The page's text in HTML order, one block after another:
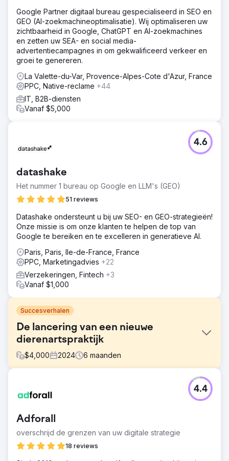
Google Partner digitaal bureau gespecialiseerd in SEO en
GEO (AI-zoekmachineoptimalisatie). Wij optimaliseren uw
zichtbaarheid in Google, ChatGPT en AI-zoekmachines
en zetten uw SEA- en social media-
advertentiecampagnes in om gekwalificeerd verkeer en
groei te genereren.
La Valette-du-Var, Provence-Alpes-Cote d'Azur, France
PPC, Native-reclame +44
IT, B2B-diensten
Vanaf $5,000
datashake
Het nummer 1 bureau op Google en LLM's (GEO)
51 reviews
4.6
Datashake ondersteunt u bij uw SEO- en GEO-strategieën!
Onze missie is om onze klanten te helpen de top van
Google te bereiken en te excelleren in generatieve AI.
Paris, Paris, Ile-de-France, France
PPC, Marketingadvies +22
Verzekeringen, Fintech +3
Vanaf $1,000
Succesverhalen
De lancering van een nieuwe
dierenartspraktijk
$4,000 2024 6 maanden
The Mewes Vets is een gevestigde onafhankelijke,
prijswinnende dierenarts gevestigd in Haywards Heath en
zich inzet om huisdieren de best mogelijke zorg te
bieden. Ze benaderden ons om te helpen bij het lanceren
van een nieuwe praktijk in Peacehaven. We hebben een
volledige audit uitgevoerd van hun digitale media en
hebben gekeken naar traditionele promotiemethoden om
Adforall
overschrijd de grenzen van uw digitale strategie
18 reviews
4.4